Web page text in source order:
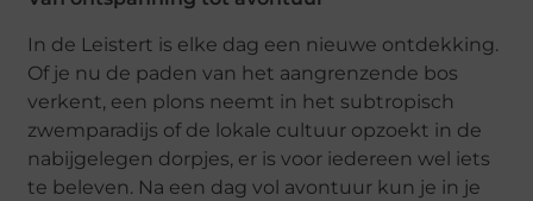
In de Leistert is elke dag een nieuwe ontdekking.
Of je nu de paden van het aangrenzende bos
verkent, een plons neemt in het subtropisch
zwemparadijs of de lokale cultuur opzoekt in de
nabijgelegen dorpjes, er is voor iedereen wel iets
te beleven. Na een dag vol avontuur kun je in je